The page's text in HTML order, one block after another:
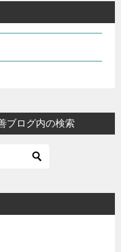
ブログ内の検索